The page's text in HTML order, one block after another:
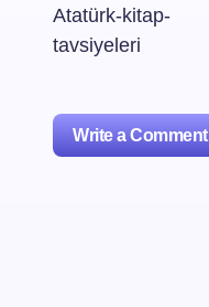
Atatürk-kitap-
tavsiyeleri
Write a Comment